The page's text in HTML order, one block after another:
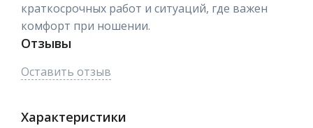
краткосрочных работ и ситуаций, где важен
комфорт при ношении.
Отзывы
Оставить отзыв
Характеристики